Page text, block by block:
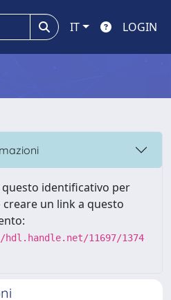
IT LOGIN
questo identificativo per
creare un link a questo
11697/1374